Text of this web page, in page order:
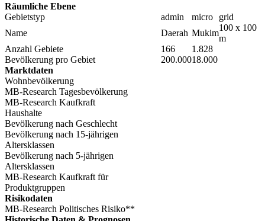
Räumliche Ebene
Gebietstyp
admin micro
grid
Name
Daerah Mukim
100 x 100
m
Anzahl Gebiete
166
1.828
Bevölkerung pro Gebiet
200.00018.000
Marktdaten
Wohnbevölkerung
MB-Research Tagesbevölkerung
MB-Research Kaufkraft
Haushalte
Bevölkerung nach Geschlecht
Bevölkerung nach 15-jährigen
Altersklassen
Bevölkerung nach 5-jährigen
Altersklassen
MB-Research Kaufkraft für
Produktgruppen
Risikodaten
MB-Research Politisches Risiko**